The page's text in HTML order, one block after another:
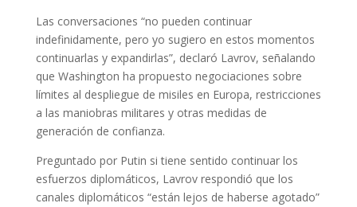
Las conversaciones “no pueden continuar
indefinidamente, pero yo sugiero en estos momentos
continuarlas y expandirlas”, declaró Lavrov, señalando
que Washington ha propuesto negociaciones sobre
límites al despliegue de misiles en Europa, restricciones
a las maniobras militares y otras medidas de
generación de confianza.
Preguntado por Putin si tiene sentido continuar los
esfuerzos diplomáticos, Lavrov respondió que los
canales diplomáticos “están lejos de haberse agotado”